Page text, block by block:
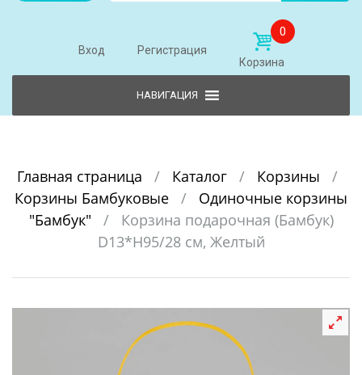
Вход Регистрация
0
Корзина
Главная страница / Каталог / Корзины
/
Корзины Бамбуковые
/
Одиночные корзины
"Бамбук"
/
Корзина подарочная (Бамбук)
D13*H95/28 см, Желтый